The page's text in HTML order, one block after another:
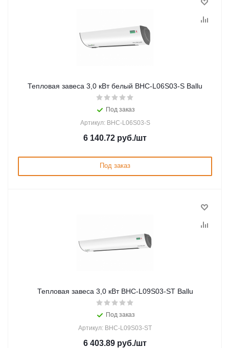
Тепловая завеса 3,0 кВт белый BHC-L06S03-S Ballu
Под заказ
Артикул: BHC-L06S03-S
6 140.72 руб./шт
Под заказ
Тепловая завеса 3,0 кВт BHC-L09S03-ST Ballu
Под заказ
Артикул: BHC-L09S03-ST
6 403.89 руб./шт